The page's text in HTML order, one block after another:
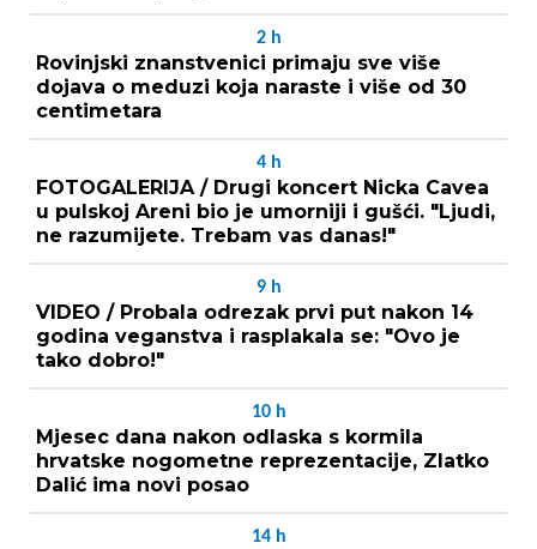
2 h
Rovinjski znanstvenici primaju sve više
dojava o meduzi koja naraste i više od 30
centimetara
4 h
FOTOGALERIJA / Drugi koncert Nicka Cavea
u pulskoj Areni bio je umorniji i gušći. "Ljudi,
ne razumijete. Trebam vas danas!"
9 h
VIDEO / Probala odrezak prvi put nakon 14
godina veganstva i rasplakala se: "Ovo je
tako dobro!"
10 h
Mjesec dana nakon odlaska s kormila
hrvatske nogometne reprezentacije, Zlatko
Dalić ima novi posao
14 h